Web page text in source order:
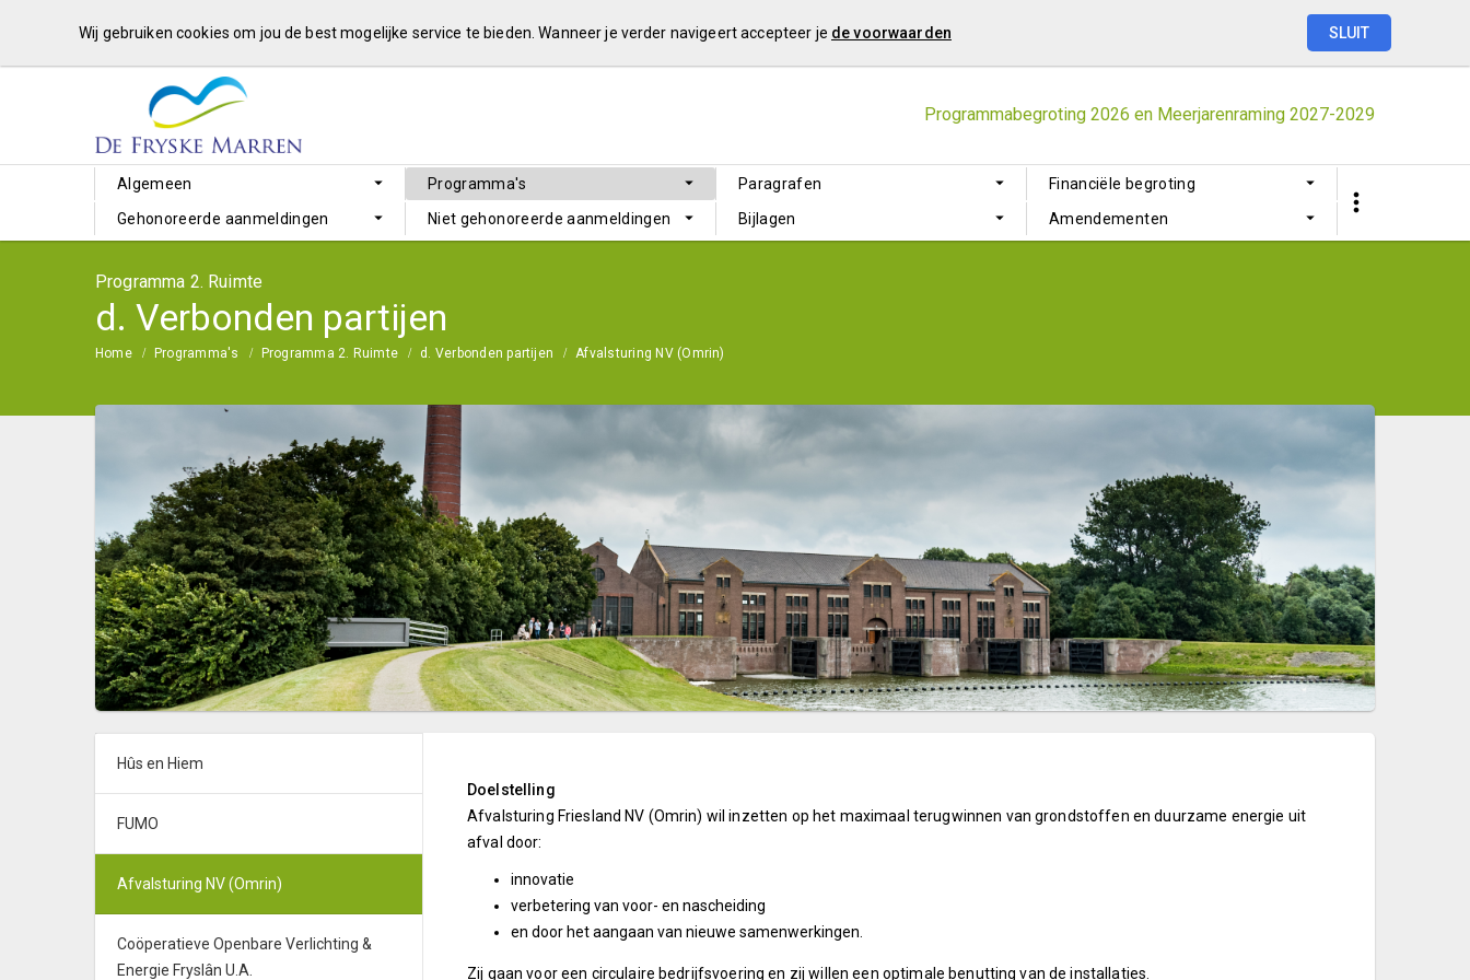
Wij gebruiken cookies om jou de best mogelijke service te bieden. Wanneer je verder navigeert accepteer je de voorwaarden SLUIT
Programmabegroting 2026 en Meerjarenraming 2027-2029
Algemeen Programma's Paragrafen
Financiële begroting
Gehonoreerde aanmeldingen
Niet gehonoreerde aanmeldingen Bijlagen Amendementen
Programma 2. Ruimte
d. Verbonden partijen
Home Programma's Programma 2. Ruimte d. Verbonden partijen Afvalsturing NV (Omrin)
Hûs en Hiem
FUMO
Afvalsturing NV (Omrin)
Coöperatieve Openbare Verlichting &
Energie Fryslân U.A.
Doelstelling
Afvalsturing Friesland NV (Omrin) wil inzetten op het maximaal terugwinnen van grondstoffen en duurzame energie uit
afval door:
innovatie
verbetering van voor- en nascheiding
en door het aangaan van nieuwe samenwerkingen.
Zij gaan voor een circulaire bedrijfsvoering en zij willen een optimale benutting van de installaties.